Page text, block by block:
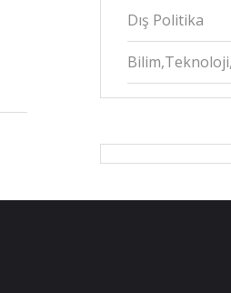
Dış Politika